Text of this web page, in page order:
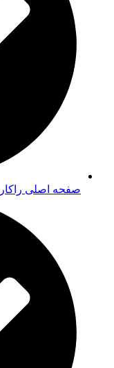
صفحه اصلی راکار